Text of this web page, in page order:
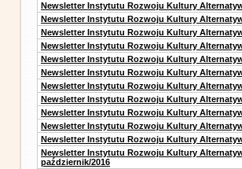
Newsletter Instytutu Rozwoju Kultury
Newsletter Instytutu Rozwoju Kultury
Newsletter Instytutu Rozwoju Kultury
Newsletter Instytutu Rozwoju Kultury
Newsletter Instytutu Rozwoju Kultury
Newsletter Instytutu Rozwoju Kultury
Newsletter Instytutu Rozwoju Kultury
Newsletter Instytutu Rozwoju Kultury
Newsletter Instytutu Rozwoju Kultury
Newsletter Instytutu Rozwoju Kultury
Newsletter Instytutu Rozwoju Kultury
Newsletter Instytutu Rozwoju Kultury
październik/2016